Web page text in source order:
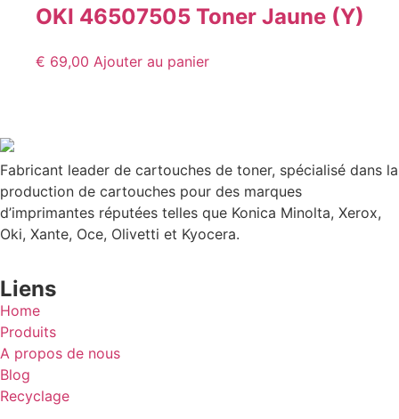
OKI 46507505 Toner Jaune (Y)
€ 69,00 Ajouter au panier
Fabricant leader de cartouches de toner, spécialisé dans la
production de cartouches pour des marques
d’imprimantes réputées telles que Konica Minolta, Xerox,
Oki, Xante, Oce, Olivetti et Kyocera.
Liens
Home
Produits
A propos de nous
Blog
Recyclage